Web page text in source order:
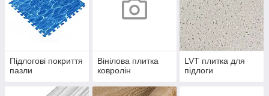
Підлогові покриття
пазли
Вінілова плитка
ковролін
LVT плитка для
підлоги